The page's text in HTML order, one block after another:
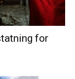
for